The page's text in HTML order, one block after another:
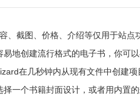
、截图、价格、介绍等仅用于站点
地创建流行格式的电子书，你可
在几秒钟内从现有文件中创建
一个书籍封面设计，或者用内置